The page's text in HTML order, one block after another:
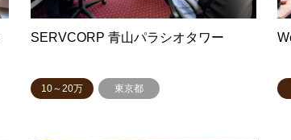
SERVCORP 青山パラシオタワー
10～20万 東京都